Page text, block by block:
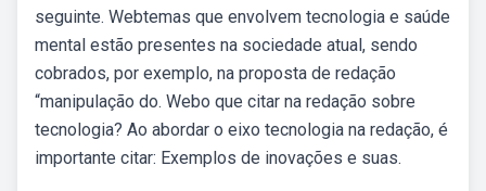
seguinte. Webtemas que envolvem tecnologia e saúde
mental estão presentes na sociedade atual, sendo
cobrados, por exemplo, na proposta de redação
“manipulação do. Webo que citar na redação sobre
tecnologia? Ao abordar o eixo tecnologia na redação, é
importante citar: Exemplos de inovações e suas.